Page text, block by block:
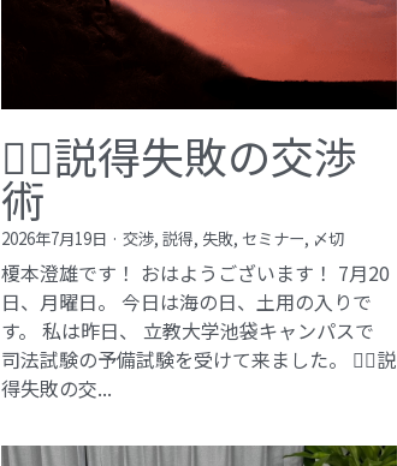
🕵️‍♂️説得失敗の交渉
術
2026年7月19日 · 交渉, 説得, 失敗, セミナー, 〆切
榎本澄雄です！ おはようございます！ 7月20
日、月曜日。 今日は海の日、土用の入りで
す。 私は昨日、 立教大学池袋キャンパスで
司法試験の予備試験を受けて来ました。 🕵️‍♂️説
得失敗の交...